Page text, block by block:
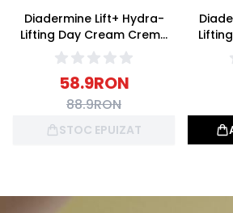
Diadermine Lift+ Hydra-
Lifting Day Cream Crema
de Zi Antirid 50ml
58.9RON
88.9RON
STOC EPUIZAT